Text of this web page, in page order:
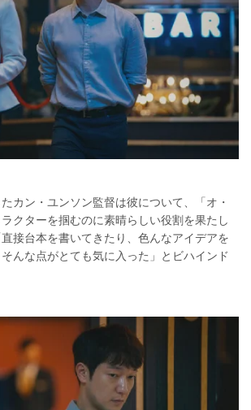
たカン・ユンソン監督は彼について、「オ・
クターを掴むのに素晴らしい役割を果たし
接台本を書いてきたり、色んなアイデアを
んな点がとても気に入った」とビハインド